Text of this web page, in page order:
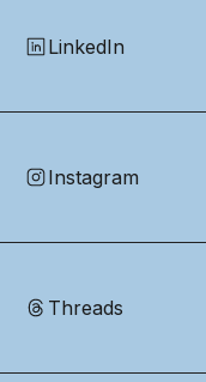
LinkedIn
Instagram
Threads